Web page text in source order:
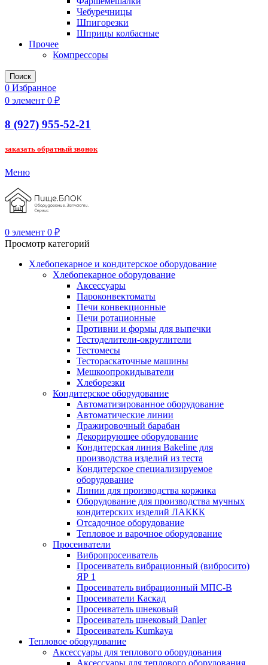
Чебуречницы
Шпигорезки
Шприцы колбасные
Прочее
Компрессоры
Поиск
0 Избранное
0 элемент 0 ₽
8 (927) 955-52-21
заказать обратный звонок
Меню
0 элемент 0 ₽
Просмотр категорий
Хлебопекарное и кондитерское оборудование
Хлебопекарное оборудование
Аксессуары
Пароконвектоматы
Печи конвекционные
Печи ротационные
Противни и формы для выпечки
Тестоделители-округлители
Тестомесы
Тестораскаточные машины
Мешкоопрокидыватели
Хлеборезки
Кондитерское оборудование
Автоматизированное оборудование
Автоматические линии
Дражировочный барабан
Декорирующее оборудование
Кондитерская линия Bakeline для
производства изделий из теста
Кондитерское специализируемое
оборудование
Линии для производства коржика
Оборудование для производства мучных
кондитерских изделий ЛАККК
Отсадочное оборудование
Тепловое и варочное оборудование
Просеиватели
Вибропросеиватель
Просеиватель вибрационный (вибросито)
ЯР 1
Просеиватель вибрационный МПС-В
Просеиватели Каскад
Просеиватель шнековый
Просеиватель шнековый Danler
Просеиватель Kumkaya
Тепловое оборудование
Аксессуары для теплового оборудования
Аксессуары для теплового оборудования